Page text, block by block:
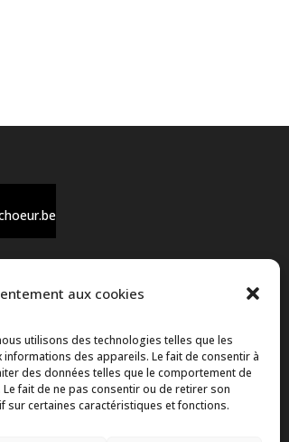
aux cookies
utilisons des technologies telles que les
des appareils. Le fait de consentir à
des données telles que le comportement de
fait de ne pas consentir ou de retirer son
sur certaines caractéristiques et fonctions.
en
!